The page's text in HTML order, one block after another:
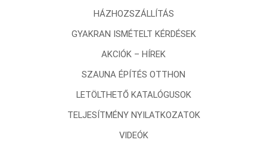
HÁZHOZSZÁLLÍTÁS
GYAKRAN ISMÉTELT KÉRDÉSEK
AKCIÓK – HÍREK
SZAUNA ÉPÍTÉS OTTHON
LETÖLTHETŐ KATALÓGUSOK
TELJESÍTMÉNY NYILATKOZATOK
VIDEÓK